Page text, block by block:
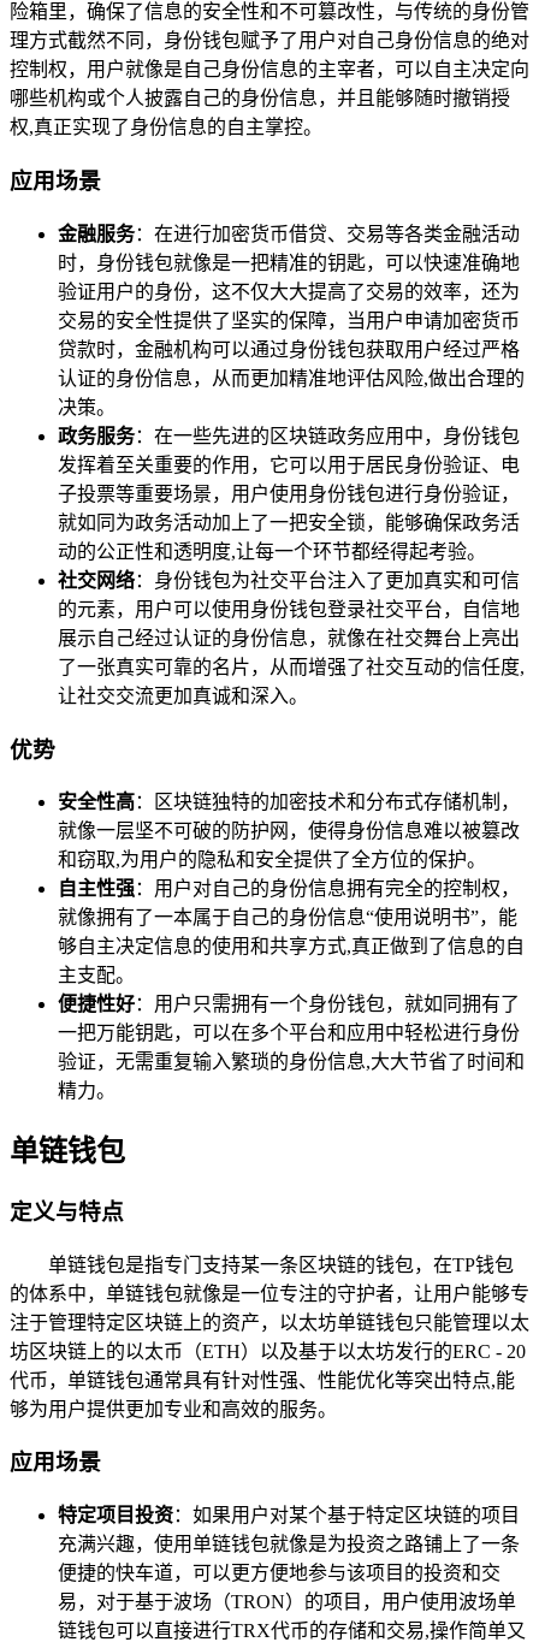
险箱里，确保了信息的安全性和不可篡改性，与传统的身份管
理方式截然不同，身份钱包赋予了用户对自己身份信息的绝对
控制权，用户就像是自己身份信息的主宰者，可以自主决定向
哪些机构或个人披露自己的身份信息，并且能够随时撤销授
权,真正实现了身份信息的自主掌控。
应用场景
金融服务：在进行加密货币借贷、交易等各类金融活动
时，身份钱包就像是一把精准的钥匙，可以快速准确地
验证用户的身份，这不仅大大提高了交易的效率，还为
交易的安全性提供了坚实的保障，当用户申请加密货币
贷款时，金融机构可以通过身份钱包获取用户经过严格
认证的身份信息，从而更加精准地评估风险,做出合理的
决策。
政务服务：在一些先进的区块链政务应用中，身份钱包
发挥着至关重要的作用，它可以用于居民身份验证、电
子投票等重要场景，用户使用身份钱包进行身份验证，
就如同为政务活动加上了一把安全锁，能够确保政务活
动的公正性和透明度,让每一个环节都经得起考验。
社交网络：身份钱包为社交平台注入了更加真实和可信
的元素，用户可以使用身份钱包登录社交平台，自信地
展示自己经过认证的身份信息，就像在社交舞台上亮出
了一张真实可靠的名片，从而增强了社交互动的信任度,
让社交交流更加真诚和深入。
优势
安全性高：区块链独特的加密技术和分布式存储机制，
就像一层坚不可破的防护网，使得身份信息难以被篡改
和窃取,为用户的隐私和安全提供了全方位的保护。
自主性强：用户对自己的身份信息拥有完全的控制权，
就像拥有了一本属于自己的身份信息“使用说明书”，能
够自主决定信息的使用和共享方式,真正做到了信息的自
主支配。
便捷性好：用户只需拥有一个身份钱包，就如同拥有了
一把万能钥匙，可以在多个平台和应用中轻松进行身份
验证，无需重复输入繁琐的身份信息,大大节省了时间和
精力。
单链钱包
定义与特点
单链钱包是指专门支持某一条区块链的钱包，在TP钱包
的体系中，单链钱包就像是一位专注的守护者，让用户能够专
注于管理特定区块链上的资产，以太坊单链钱包只能管理以太
坊区块链上的以太币（ETH）以及基于以太坊发行的ERC - 20
代币，单链钱包通常具有针对性强、性能优化等突出特点,能
够为用户提供更加专业和高效的服务。
应用场景
特定项目投资：如果用户对某个基于特定区块链的项目
充满兴趣，使用单链钱包就像是为投资之路铺上了一条
便捷的快车道，可以更方便地参与该项目的投资和交
易，对于基于波场（TRON）的项目，用户使用波场单
链钱包可以直接进行TRX代币的存储和交易,操作简单又